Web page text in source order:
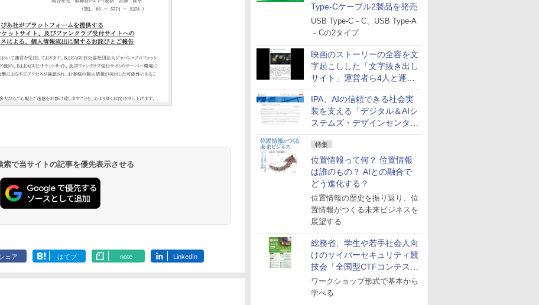
Type-Cケーブル2製品を発売
USB Type-C－C、USB Type-A
－Cの2タイプ
映画のストーリーの全容を文
字起こしした「文字抜き出し
サイト」運営者ら4人と運営
法人に有罪判決
IPA、AIの信頼できる社会実
装を支える「デジタル＆AIシ
ステムズ・デザインセンタ
ー」新設
特集
位置情報って何？ 位置情報
は誰のもの？ AIとの融合で
どう進化する？
位置情報の歴史を振り返り、位
置情報がつくる未来ビジネスを
展望する
総務省、学生や若手社会人向
けのサイバーセキュリティ競
技会「全国型CTFコンテス
ト」を10月に開催、参加受付
中
ワークショップ形式で基本から
学べる
で当サイトの記事を優先表示させる
ェア はてブ note LinkedIn